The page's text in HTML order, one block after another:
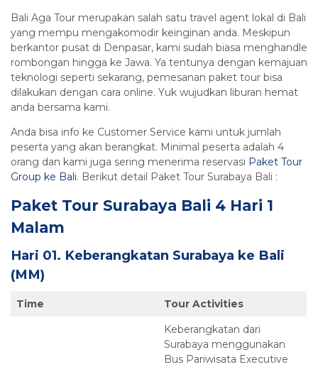
Bali Aga Tour merupakan salah satu travel agent lokal di Bali
yang mempu mengakomodir keinginan anda. Meskipun
berkantor pusat di Denpasar, kami sudah biasa menghandle
rombongan hingga ke Jawa. Ya tentunya dengan kemajuan
teknologi seperti sekarang, pemesanan paket tour bisa
dilakukan dengan cara online. Yuk wujudkan liburan hemat
anda bersama kami.
Anda bisa info ke Customer Service kami untuk jumlah
peserta yang akan berangkat. Minimal peserta adalah 4
orang dan kami juga sering menerima reservasi Paket Tour
Group ke Bali. Berikut detail Paket Tour Surabaya Bali :
Paket Tour Surabaya Bali 4 Hari 1
Malam
Hari 01. Keberangkatan Surabaya ke Bali
(MM)
Time Tour Activities
Keberangkatan dari
Surabaya menggunakan
Bus Pariwisata Executive